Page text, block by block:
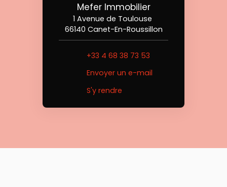
Mefer Immobilier
1 Avenue de Toulouse
66140 Canet-En-Roussillon
+33 4 68 38 73 53
Envoyer un e-mail
S'y rendre